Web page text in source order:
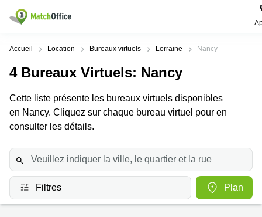
Rechercher / publier
Pages
produits
Bureau
d’affaires
Coworking
Salles
de
Villes
Paris
Lille
Bordeaux
Marseille
Recherches
Centres
d'affaires
Location
bureau
Lille
Coworking
Paris
Aide
Qui sommes-nous?
Prix
Connexion
Accueil Location Bureaux virtuels Lorraine Nancy
4 Bureaux Virtuels: Nancy
Cette liste présente les bureaux virtuels disponibles
en Nancy. Cliquez sur chaque bureau virtuel pour en
consulter les détails.
Filtres Plan